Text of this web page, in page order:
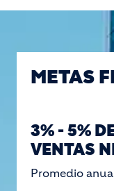
METAS
3% - 5%
VENTAS
Promedio